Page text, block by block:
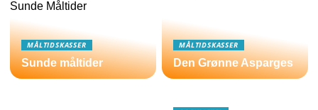
MÅLTIDSKASSER
Sunde måltider
MÅLTIDSKASSER
Den Grønne Asparges